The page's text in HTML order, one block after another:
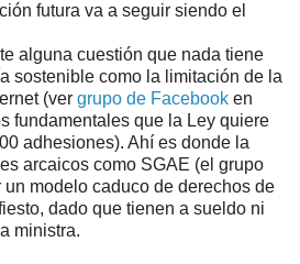
futura va a seguir siendo el
alguna cuestión que nada tiene
sostenible como la limitación de la
(ver grupo de Facebook en
fundamentales que la Ley quiere
adhesiones). Ahí es donde la
arcaicos como SGAE (el grupo
modelo caduco de derechos de
dado que tienen a sueldo ni
ministra.